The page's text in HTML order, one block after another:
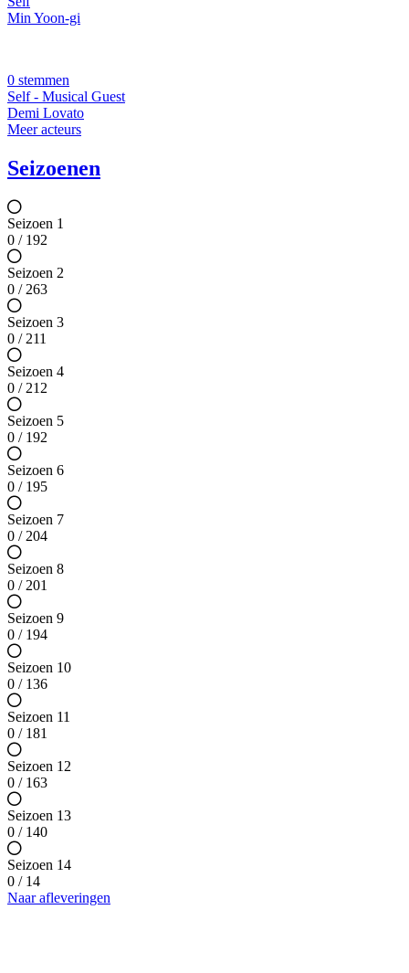
Min Yoon-gi
0 stemmen
Self - Musical Guest
Demi Lovato
Meer acteurs
Seizoenen
Seizoen 1
0 / 192
Seizoen 2
0 / 263
Seizoen 3
0 / 211
Seizoen 4
0 / 212
Seizoen 5
0 / 192
Seizoen 6
0 / 195
Seizoen 7
0 / 204
Seizoen 8
0 / 201
Seizoen 9
0 / 194
Seizoen 10
0 / 136
Seizoen 11
0 / 181
Seizoen 12
0 / 163
Seizoen 13
0 / 140
Seizoen 14
0 / 14
Naar afleveringen